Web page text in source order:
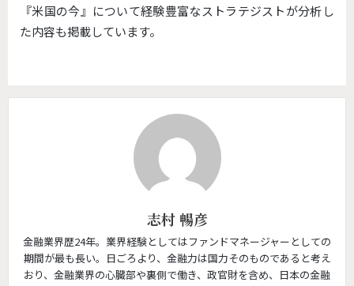
『米国の今』 について経験豊富なストラテジストが分析し
た内容も掲載しています。
志村 暢彦
金融業界歴24年。業界経験としてはファンドマネージャーとしての
期間が最も長い。日ごろより、金融力は国力そのものであると考え
おり、金融業界の心臓部や裏側で働き、政官財を含め、日本の金融